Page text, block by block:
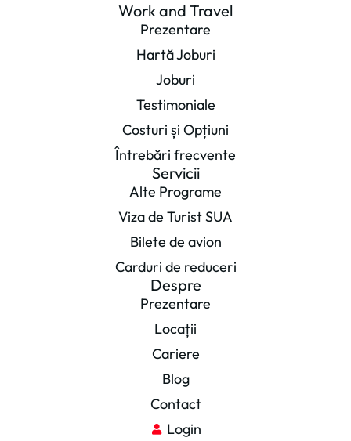
Work and Travel
Prezentare
Hartă Joburi
Joburi
Testimoniale
Costuri și Opțiuni
Întrebări frecvente
Servicii
Alte Programe
Viza de Turist SUA
Bilete de avion
Carduri de reduceri
Despre
Prezentare
Locații
Cariere
Blog
Contact
Login